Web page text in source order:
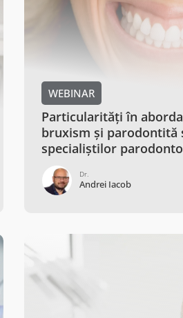
WEBINAR
Particularități în
bruxism și parodontită
specialiștilor
Dr.
Andrei Iacob